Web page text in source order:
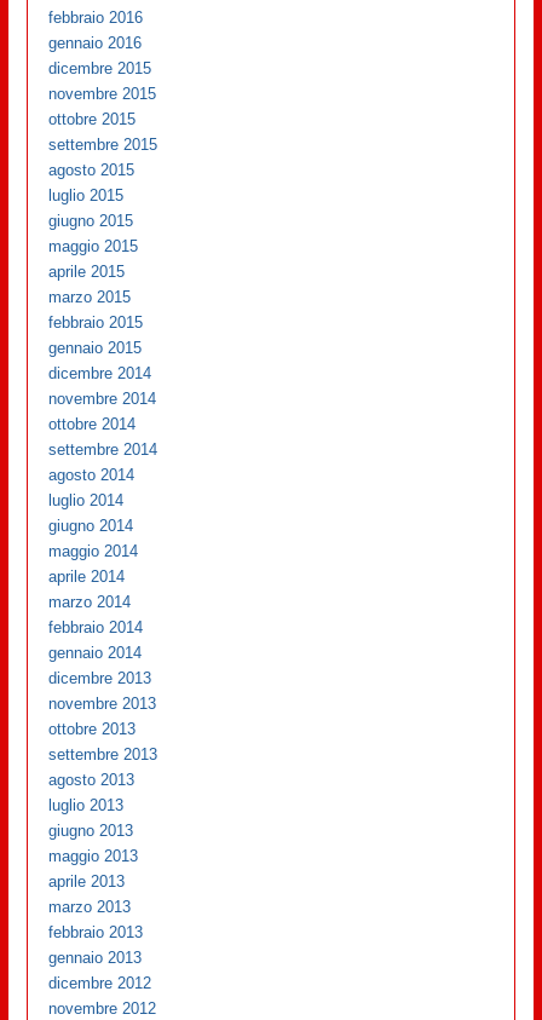
febbraio 2016
gennaio 2016
dicembre 2015
novembre 2015
ottobre 2015
settembre 2015
agosto 2015
luglio 2015
giugno 2015
maggio 2015
aprile 2015
marzo 2015
febbraio 2015
gennaio 2015
dicembre 2014
novembre 2014
ottobre 2014
settembre 2014
agosto 2014
luglio 2014
giugno 2014
maggio 2014
aprile 2014
marzo 2014
febbraio 2014
gennaio 2014
dicembre 2013
novembre 2013
ottobre 2013
settembre 2013
agosto 2013
luglio 2013
giugno 2013
maggio 2013
aprile 2013
marzo 2013
febbraio 2013
gennaio 2013
dicembre 2012
novembre 2012